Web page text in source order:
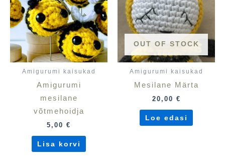
Amigurumi kaisukad
Amigurumi
mesilane
võtmehoidja
5,00 €
Lisa korvi
OUT OF STOCK
Amigurumi kaisukad
Mesilane Märta
20,00 €
Loe edasi